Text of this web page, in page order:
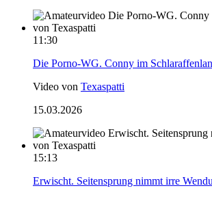
11:30
Die Porno-WG. Conny im
Video von Texaspatti
15.03.2026
15:13
Erwischt. Seitensprung nimmt irre